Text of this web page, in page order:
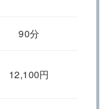
90分
12,100円